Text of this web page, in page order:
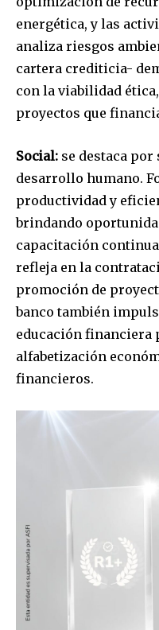
Join our
conversation.
To subscribe, simply enter
or click the subscribe
your privacy and won't
safe with us.
I've read and accept the
energética, y las
analiza riesgos
cartera crediticia-
con la viabilidad
proyectos que
Social: se destaca
desarrollo humano.
productividad y
brindando
capacitación
refleja en la
promoción de
banco también
educación financiera
alfabetización
financieros.